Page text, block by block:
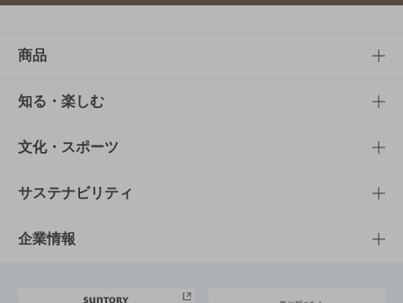
商品
商品TOP
商品一覧
商品発売情報
栄養成分一覧
知る・楽しむ
知る・楽しむTOP
キャンペーン
工場見学
文化・スポーツ
文化・スポーツTOP
サントリーホール
サステナビリティ
サステナビリティTOP
企業情報